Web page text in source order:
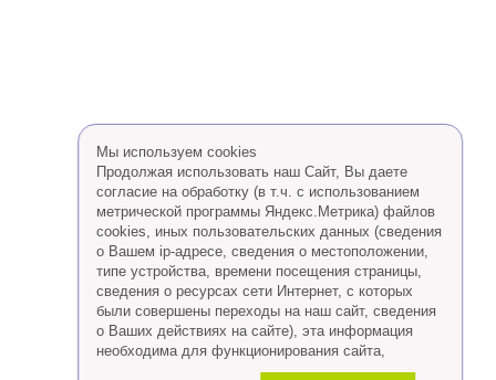
Мы используем cookies
Продолжая использовать наш Сайт, Вы даете
согласие на обработку (в т.ч. с использованием
метрической программы Яндекс.Метрика) файлов
cookies, иных пользовательских данных (сведения
о Вашем ip-адресе, сведения о местоположении,
типе устройства, времени посещения страницы,
сведения о ресурсах сети Интернет, с которых
были совершены переходы на наш сайт, сведения
о Ваших действиях на сайте), эта информация
необходима для функционирования сайта,
проведения ретаргетинга, а также статистических